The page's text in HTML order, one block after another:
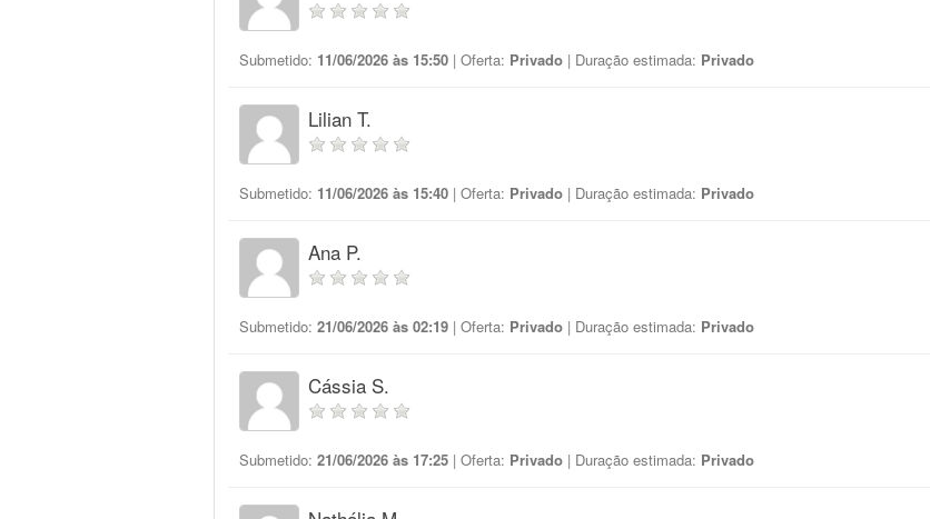
Submetido: 11/06/2026 às 15:50 | Oferta: Privado | Duração estimada: Privado
Lilian T.
Submetido: 11/06/2026 às 15:40 | Oferta: Privado | Duração estimada: Privado
Ana P.
Submetido: 21/06/2026 às 02:19 | Oferta: Privado | Duração estimada: Privado
Cássia S.
Submetido: 21/06/2026 às 17:25 | Oferta: Privado | Duração estimada: Privado